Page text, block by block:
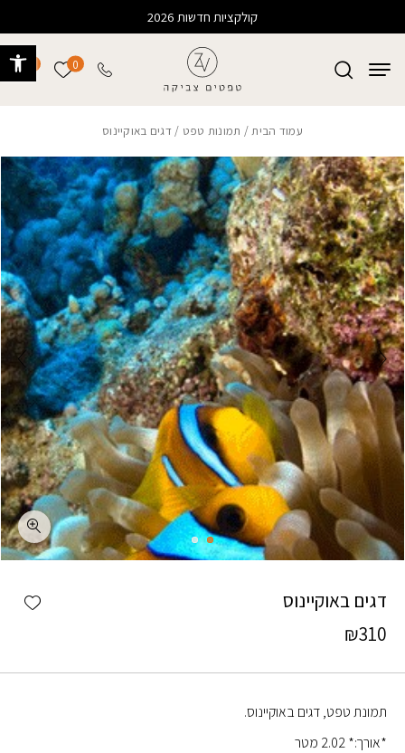
קולקציות חדשות 2026
0 הרשימה
עמוד הבית/ תמונות טפט / דגים באוקיינוס
דגים באוקיינוס
₪310
תמונת טפט, דגים באוקיינוס.
*אורך:* 2.02 מטר